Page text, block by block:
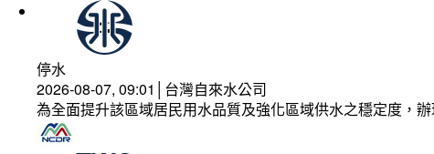
停水
2026-08-07, 09:01│台灣自來水公司
為全面提升該區域居民用水品質及強化區域供水之穩定度，